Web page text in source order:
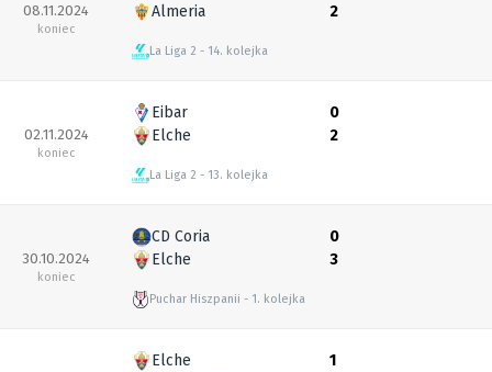
08.11.2024
koniec
Almeria
La Liga 2 14. kolejka
2
02.11.2024
koniec
Eibar
Elche
La Liga 2 13. kolejka
0
2
30.10.2024
koniec
CD Coria
Elche
Puchar Hiszpanii 1. kolejka
0
3
Elche
1